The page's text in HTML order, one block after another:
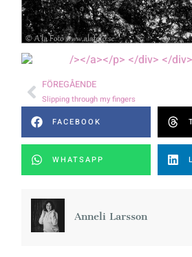
FÖREGÅENDE
Slipping through my fingers
FACEBOOK
WHATSAPP
Anneli Larsson